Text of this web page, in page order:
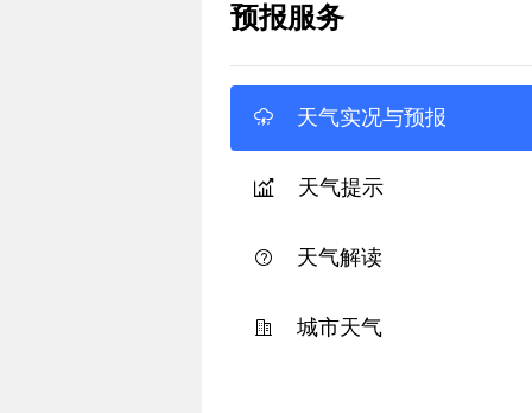
预报服务
天气实况与预报
天气提示
天气解读
城市天气